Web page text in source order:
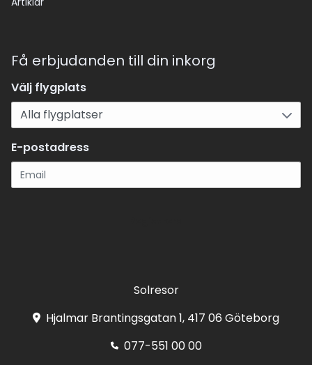
Få erbjudanden till din inkorg
Välj flygplats
E-postadress
Solresor
Hjalmar Brantingsgatan 1, 417 06 Göteborg
077-551 00 00